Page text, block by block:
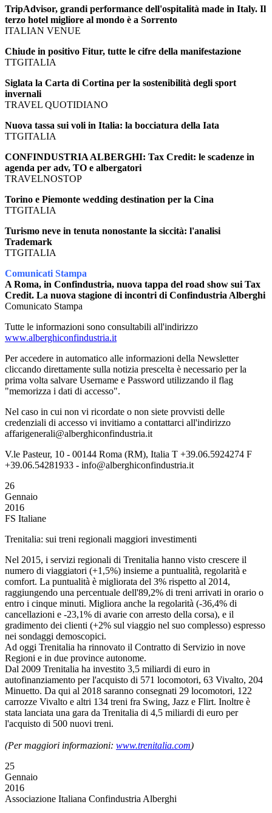
TripAdvisor, grandi performance dell'ospitalità made in Italy. Il
terzo hotel migliore al mondo è a Sorrento
ITALIAN VENUE
Chiude in positivo Fitur, tutte le cifre della manifestazione
TTGITALIA
Siglata la Carta di Cortina per la sostenibilità degli sport
invernali
TRAVEL QUOTIDIANO
Nuova tassa sui voli in Italia: la bocciatura della Iata
TTGITALIA
CONFINDUSTRIA ALBERGHI: Tax Credit: le scadenze in
agenda per adv, TO e albergatori
TRAVELNOSTOP
Torino e Piemonte wedding destination per la Cina
TTGITALIA
Turismo neve in tenuta nonostante la siccità: l'analisi
Trademark
TTGITALIA
Comunicati Stampa
A Roma, in Confindustria, nuova tappa del road show sui Tax
Credit. La nuova stagione di incontri di Confindustria Alberghi
Comunicato Stampa
Tutte le informazioni sono consultabili all'indirizzo
www.alberghiconfindustria.it
Per accedere in automatico alle informazioni della Newsletter
cliccando direttamente sulla notizia prescelta è necessario per la
prima volta salvare Username e Password utilizzando il flag
"memorizza i dati di accesso".
Nel caso in cui non vi ricordate o non siete provvisti delle
credenziali di accesso vi invitiamo a contattarci all'indirizzo
affarigenerali@alberghiconfindustria.it
V.le Pasteur, 10 - 00144 Roma (RM), Italia T +39.06.5924274 F
+39.06.54281933 - info@alberghiconfindustria.it
26
Gennaio
2016
FS Italiane
Trenitalia: sui treni regionali maggiori investimenti
Nel 2015, i servizi regionali di Trenitalia hanno visto crescere il
numero di viaggiatori (+1,5%) insieme a puntualità, regolarità e
comfort. La puntualità è migliorata del 3% rispetto al 2014,
raggiungendo una percentuale dell'89,2% di treni arrivati in orario o
entro i cinque minuti. Migliora anche la regolarità (-36,4% di
cancellazioni e -23,1% di avarie con arresto della corsa), e il
gradimento dei clienti (+2% sul viaggio nel suo complesso) espresso
nei sondaggi demoscopici.
Ad oggi Trenitalia ha rinnovato il Contratto di Servizio in nove
Regioni e in due province autonome.
Dal 2009 Trenitalia ha investito 3,5 miliardi di euro in
autofinanziamento per l'acquisto di 571 locomotori, 63 Vivalto, 204
Minuetto. Da qui al 2018 saranno consegnati 29 locomotori, 122
carrozze Vivalto e altri 134 treni fra Swing, Jazz e Flirt. Inoltre è
stata lanciata una gara da Trenitalia di 4,5 miliardi di euro per
l'acquisto di 500 nuovi treni.
(Per maggiori informazioni: www.trenitalia.com)
25
Gennaio
2016
Associazione Italiana Confindustria Alberghi